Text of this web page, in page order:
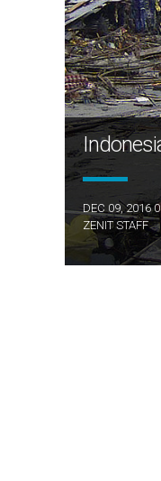
DEC 09, 2016
ZENIT STAFF